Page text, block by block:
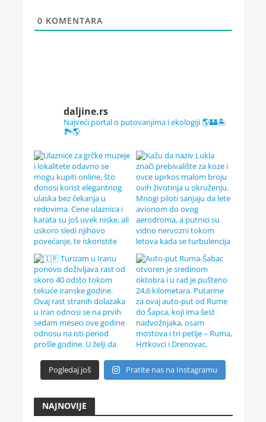
0 KOMENTARA
daljine.rs
Najveći portal o putovanjima i ekologiji 🌎🏰🏝️
🏞️🌎
Pogledaj još Pratite nas na Instagramu
NAJNOVIJE